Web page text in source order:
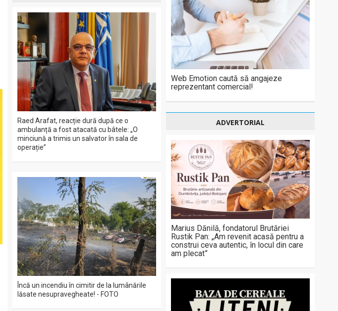
Raed Arafat, reacție dură după ce o
ambulanță a fost atacată cu bâtele: „O
minciună a trimis un salvator în sala de
operație”
Încă un incendiu în cimitir de la lumânările
lăsate nesupravegheate! - FOTO
Web Emotion caută să angajeze
reprezentant comercial!
ADVERTORIAL
Marius Dănilă, fondatorul Brutăriei
Rustik Pan: „Am revenit acasă pentru a
construi ceva autentic, în locul din care
am plecat”